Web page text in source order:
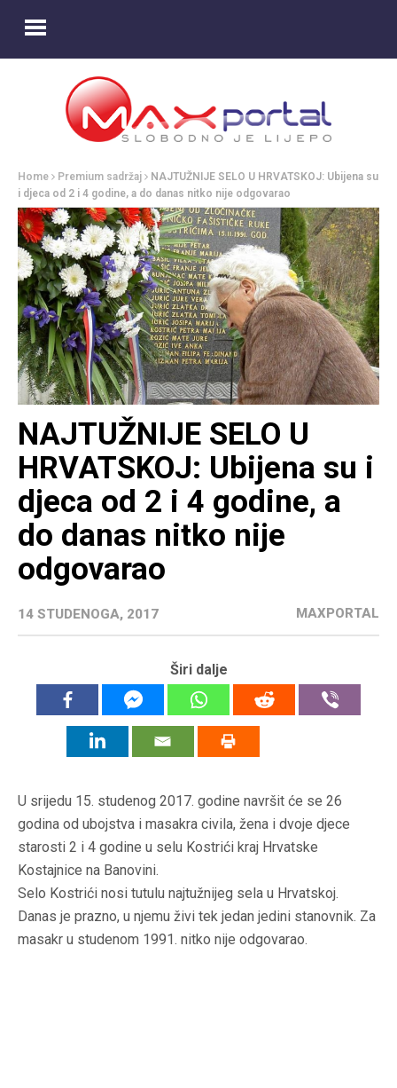
Home Premium sadržaj
NAJTUŽNIJE SELO U HRVATSKOJ: Ubijena su
i djeca od 2 i 4 godine, a do danas nitko nije odgovarao
NAJTUŽNIJE SELO U
HRVATSKOJ: Ubijena su i
djeca od 2 i 4 godine, a
do danas nitko nije
odgovarao
14 STUDENOGA, 2017 MAXPORTAL
Širi dalje
U srijedu 15. studenog 2017. godine navršit će se 26
godina od ubojstva i masakra civila, žena i dvoje djece
starosti 2 i 4 godine u selu Kostrići kraj Hrvatske
Kostajnice na Banovini.
Selo Kostrići nosi tutulu najtužnijeg sela u Hrvatskoj.
Danas je prazno, u njemu živi tek jedan jedini stanovnik. Za
masakr u studenom 1991. nitko nije odgovarao.